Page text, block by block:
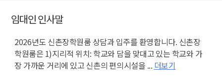
임대인 인사말
2026년도 신촌장학원룸 상담과 입주를 환영합니다. 신촌장
학원룸은 1)지리적 위치: 학교와 담을 맞대고 있는 학교와 가
장 가까운 거리에 있고 신촌의 편의시설을 ... 더보기